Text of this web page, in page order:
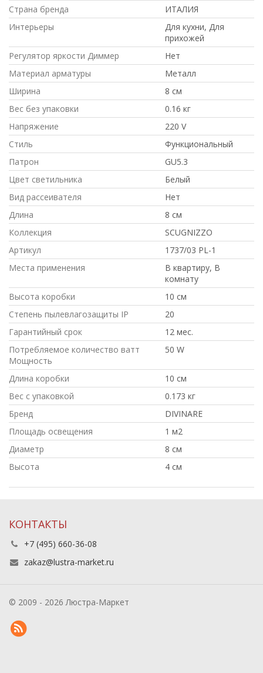
Страна бренда
ИТАЛИЯ
Интерьеры
Для кухни, Для
прихожей
Регулятор яркости Диммер
Нет
Материал арматуры
Металл
Ширина
8 см
Вес без упаковки
0.16 кг
Напряжение
220 V
Стиль
Функциональный
Патрон
GU5.3
Цвет светильника
Белый
Вид рассеивателя
Нет
Длина
8 см
Коллекция
SCUGNIZZO
Артикул
1737/03 PL-1
Места применения
В квартиру, В
комнату
Высота коробки
10 см
Степень пылевлагозащиты IP
20
Гарантийный срок
12 мес.
Потребляемое количество ватт
Мощность
50 W
Длина коробки
10 см
Вес с упаковкой
0.173 кг
Бренд
DIVINARE
Площадь освещения
1 м2
Диаметр
8 см
Высота
4 см
КОНТАКТЫ
+7 (495) 660-36-08
zakaz@lustra-market.ru
© 2009 - 2026 Люстра-Маркет